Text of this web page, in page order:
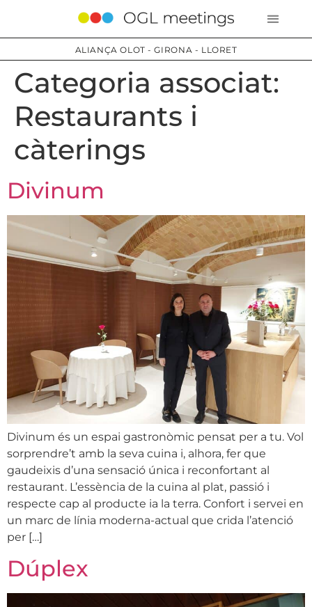
ALIANÇA OLOT - GIRONA - LLORET
Categoria associat:
Restaurants i
càterings
Divinum
Divinum és un espai gastronòmic pensat per a tu. Vol
sorprendre’t amb la seva cuina i, alhora, fer que
gaudeixis d’una sensació única i reconfortant al
restaurant. L’essència de la cuina al plat, passió i
respecte cap al producte ia la terra. Confort i servei en
un marc de línia moderna-actual que crida l’atenció
per […]
Dúplex